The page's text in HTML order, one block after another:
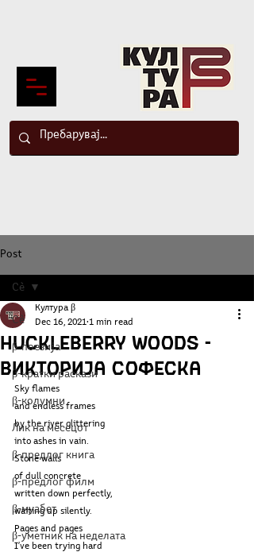
Post
Сè
β-поезија
β-кратки раскази
β-колумни
Лик на месецот
β-предлог книга
β-предлог филм
β-муабет
β-уметник на неделата
Сè
Huckleberry woods -
Викторија Софеска
Култура β
Dec 16, 2021 1 min read
Sky flames
and endless frames
by the river glittering
into ashes in vain.
Stone walls
of dull concrete
written down perfectly,
waiting up silently.
Pages and pages
I’ve been trying hard